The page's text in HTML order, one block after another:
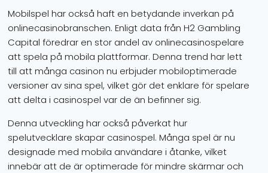
Mobilspel har också haft en betydande inverkan på
onlinecasinobranschen. Enligt data från H2 Gambling
Capital föredrar en stor andel av onlinecasinospelare
att spela på mobila plattformar. Denna trend har lett
till att många casinon nu erbjuder mobiloptimerade
versioner av sina spel, vilket gör det enklare för spelare
att delta i casinospel var de än befinner sig.
Denna utveckling har också påverkat hur
spelutvecklare skapar casinospel. Många spel är nu
designade med mobila användare i åtanke, vilket
innebär att de är optimerade för mindre skärmar och